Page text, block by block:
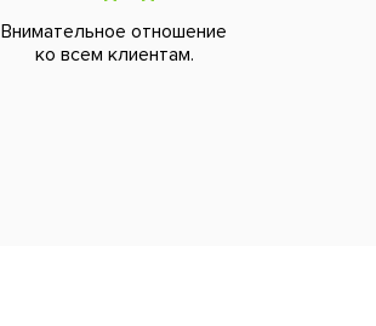
Внимательное отношение
ко всем клиентам.